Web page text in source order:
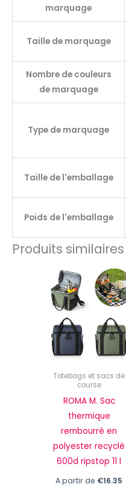
marquage
Taille de marquage
Nombre de couleurs
de marquage
Type de marquage
Taille de l'emballage
Poids de l'emballage
Produits similaires
Totebags et sacs de
course
ROMA M. Sac
thermique
rembourré en
polyester recyclé
600d ripstop 11 l
A partir de €16.35